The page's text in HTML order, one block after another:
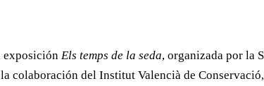
exposición Els temps de la seda, organizada por la
colaboración del Institut Valencià de